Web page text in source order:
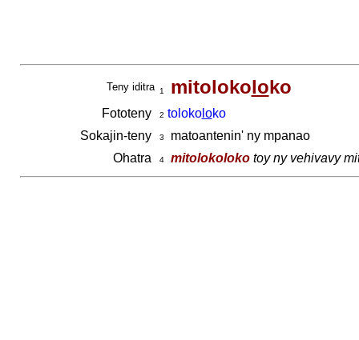
Teny iditra 1 mitolokoloko
Fototeny 2 tolokoloko
Sokajin-teny
3
matoantenin' ny mpanao
Ohatra
4 mitolokolokotoy ny vehivavy